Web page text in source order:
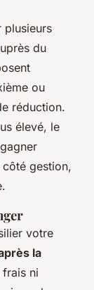
plusieurs
du
ou
réduction.
élevé, le
côté gestion,
votre
la
frais ni